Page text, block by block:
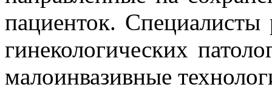
пациенток.
гинекологических
малоинвазивные